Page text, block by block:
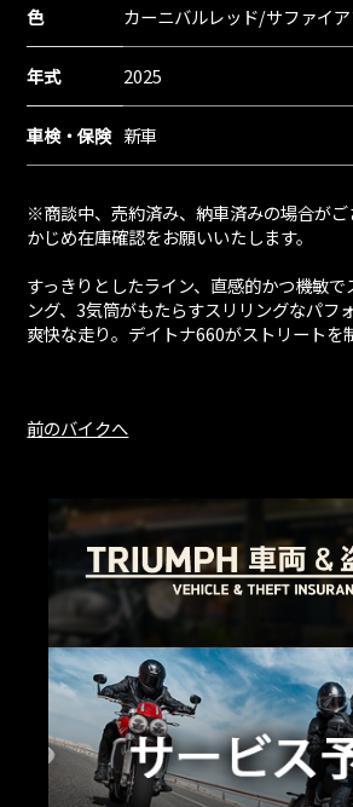
色 カーニバルレッド/サファイ
年式 2025
車検・保険 新車
※商談中、売約済み、納車済みの場合がご
かじめ在庫確認をお願いいたします。
すっきりとしたライン、直感的かつ機敏で
ング、3気筒がもたらすスリリングなパフ
爽快な走り。デイトナ660がストリートを
前のバイクへ